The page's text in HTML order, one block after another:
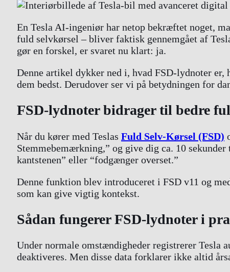
En Tesla AI-ingeniør har netop bekræftet noget,
fuld selvkørsel – bliver faktisk gennemgået af
gør en forskel, er svaret nu klart: ja.
Denne artikel dykker ned i, hvad FSD-lydnoter
dem bedst. Derudover ser vi på betydningen for
FSD-lydnoter bidrager til bedre
Når du kører med Teslas Fuld Selv-Kørsel (FSD)
Stemmebemærkning,” og give dig ca. 10
kantstenen” eller “fodgænger overset.”
Denne funktion blev introduceret i FSD v11 og
som kan give vigtig kontekst.
Sådan fungerer FSD-lydnoter i
Under normale omstændigheder registrerer Tesla
deaktiveres. Men disse data forklarer ikke altid